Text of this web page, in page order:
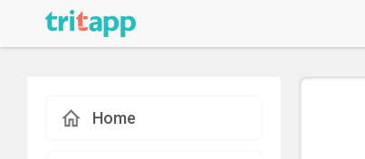
Home